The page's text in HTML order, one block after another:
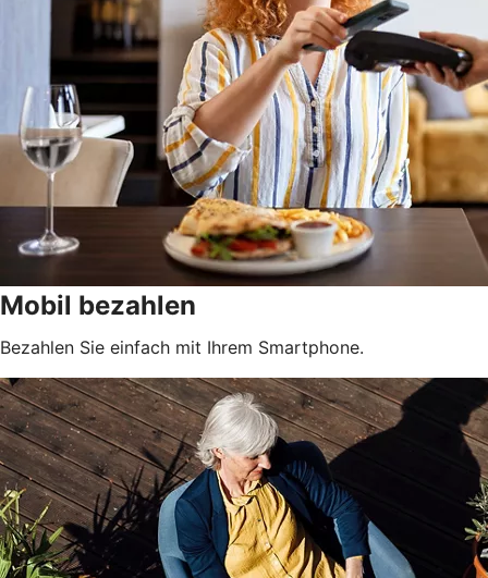
Mobil bezahlen
Bezahlen Sie einfach mit Ihrem Smartphone.